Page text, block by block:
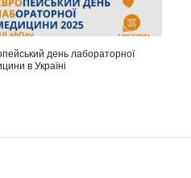
день лабораторної
в Україні